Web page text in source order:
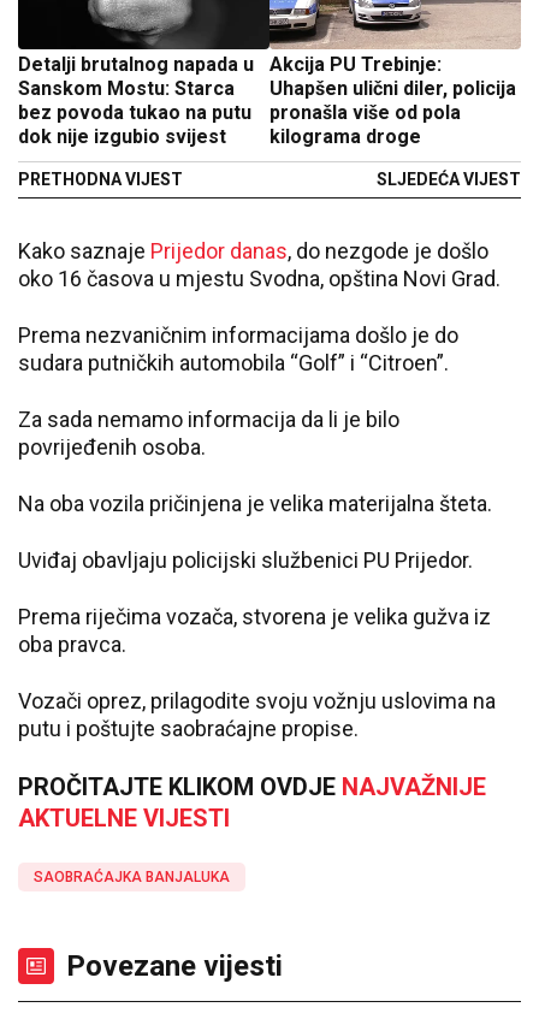
Detalji brutalnog napada u
Sanskom Mostu: Starca
bez povoda tukao na putu
dok nije izgubio svijest
PRETHODNA VIJEST
Akcija PU Trebinje:
Uhapšen ulični diler, policija
pronašla više od pola
kilograma droge
SLJEDEĆA VIJEST
Kako saznaje Prijedor danas, do nezgode je došlo
oko 16 časova u mjestu Svodna, opština Novi Grad.
Prema nezvaničnim informacijama došlo je do
sudara putničkih automobila “Golf” i “Citroen”.
Za sada nemamo informacija da li je bilo
povrijeđenih osoba.
Na oba vozila pričinjena je velika materijalna šteta.
Uviđaj obavljaju policijski službenici PU Prijedor.
Prema riječima vozača, stvorena je velika gužva iz
oba pravca.
Vozači oprez, prilagodite svoju vožnju uslovima na
putu i poštujte saobraćajne propise.
PROČITAJTE KLIKOM OVDJE NAJVAŽNIJE
AKTUELNE VIJESTI
SAOBRAĆAJKA BANJALUKA
Povezane vijesti